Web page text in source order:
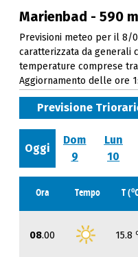
Marienbad - 590
Previsioni meteo per il 8/
caratterizzata da generali
temperature comprese tra
Aggiornamento delle ore
Previsione
Oggi
Dom
9
Lun
10
Ora Tempo T (o
08.00 15.8